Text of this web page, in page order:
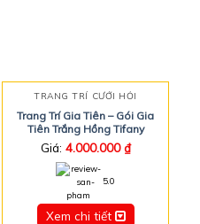
TRANG TRÍ CƯỚI HỎI
Trang Trí Gia Tiên – Gói Gia
Tiên Trắng Hồng Tifany
Giá: 4.000.000₫
5.0
Xem chi tiết